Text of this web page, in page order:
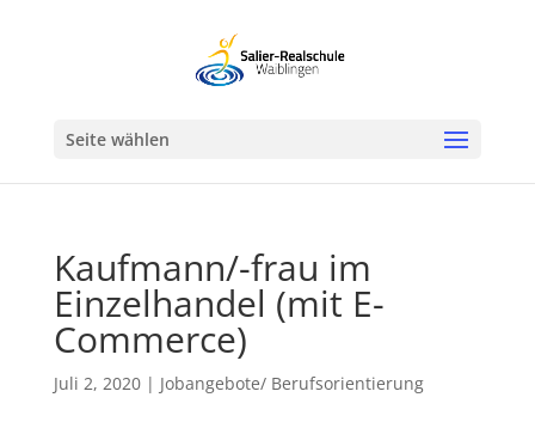
Seite wählen
Kaufmann/-frau im
Einzelhandel (mit E-
Commerce)
Juli 2, 2020| Jobangebote/ Berufsorientierung